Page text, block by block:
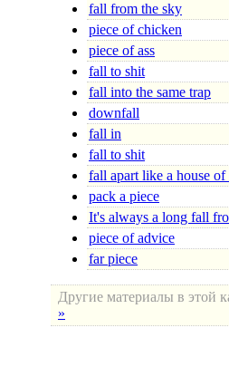
fall from the sky
piece of chicken
piece of ass
fall to shit
fall into the same trap
downfall
fall in
fall to shit
fall apart like a house of
pack a piece
It's always a long fall
piece of advice
far piece
Другие материалы в этой
»